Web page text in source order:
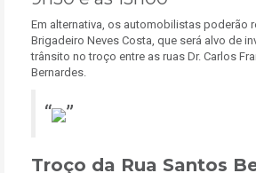
Em alternativa, os automobilistas poderão
Brigadeiro Neves Costa, que será alvo de
trânsito no troço entre as ruas Dr. Carlos
Bernardes.
Troço da Rua Santos